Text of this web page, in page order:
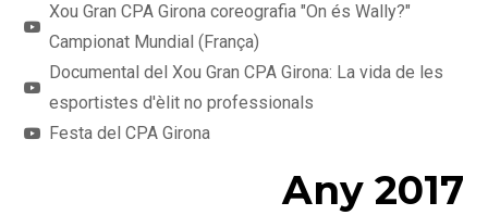
Xou Gran CPA Girona coreografia "On és Wally?"
Campionat Mundial (França)
Documental del Xou Gran CPA Girona: La vida de les
esportistes d'èlit no professionals
Festa del CPA Girona
Any 2017